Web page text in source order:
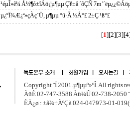
¹éµÎ»ê¼­ Å½¶ó±îÁö¡¦µ¶µµ Ç¥±â ´õÇÑ 7m
µ¿ºÏ¾Æ¿ª»çÀç´Ü, µ¶µµ °ü·Ã ½Å°£ 2±Ç ¹ß°£
[1][2][3][4
Copyright ¨Ï 2001.µ¶µµº»ºÎ. All rights
ÀüÈ­ 02-747-3588 Àü¼Û 02-738-2050
ÈÄ¿ø : ±â¾÷ÀºÇà 024-047973-01-